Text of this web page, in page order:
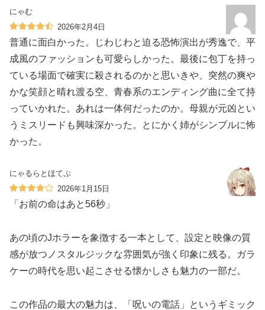
にゃむ
2026年2月4日
普通に面白かった。じわじわと迫る恐怖演出が秀逸で、平
成風のファッションも可愛らしかった。最後に包丁を持っ
ている場面で確実に殺されるのかと思いきや、突然の爽や
かな笑顔と晴れ渡る空、青春系のエンディング曲に全て持
っていかれた。あれは一体何だったのか。母親が元凶とい
うミスリードも興味深かった。とにかく姉がシンプルに怖
かった。
にゃるらとほてぷ
2026年1月15日
「お前の命はあと56秒」
あの頃のJホラーを象徴する一本として、設定と映像の質
感が放つノスタルジックな雰囲気が強く印象に残る。ガラ
ケーの時代を思い起こさせる懐かしさも魅力の一部だ。
この作品の最大の魅力は、「呪いの電話」というギミック